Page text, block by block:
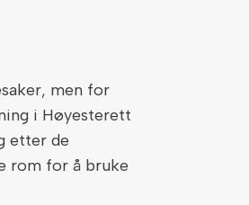
men for
i Høyesterett
etter de
rom for å bruke